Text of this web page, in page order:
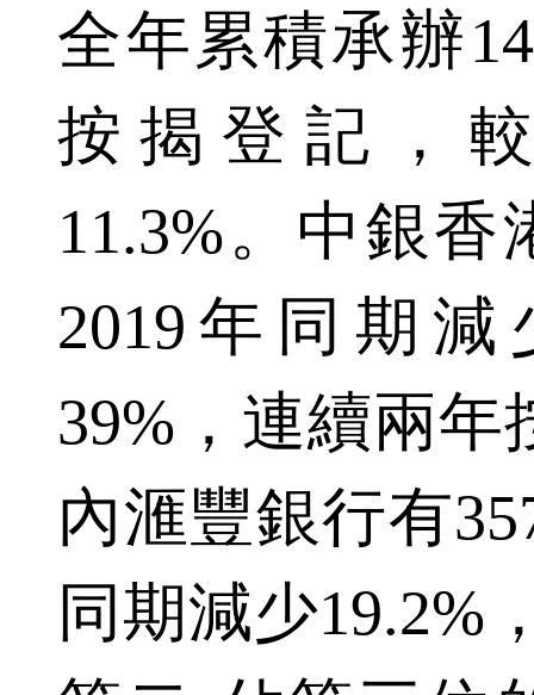
全年累積承辦
按揭登記，
11.3%。中銀香
2019年同期
39%，連續兩
內滙豐銀行有
同期減少19.2%